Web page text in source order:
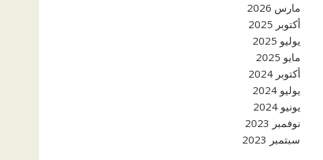
مارس 2026
أكتوبر 2025
يوليو 2025
مايو 2025
أكتوبر 2024
يوليو 2024
يونيو 2024
نوفمبر 2023
سبتمبر 2023